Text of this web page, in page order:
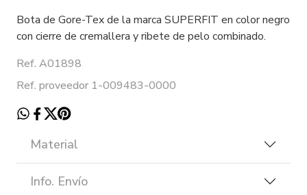
Bota de Gore-Tex de la marca SUPERFIT en color negro
con cierre de cremallera y ribete de pelo combinado.
Ref. A01898
Ref. proveedor 1-009483-0000
Material
Info. Envío